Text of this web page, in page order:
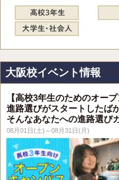
大阪校イベント情報
【高校3年生のためのオープ
進路選びがスタートしたば
そんなあなたへの進路選び
08月01日(土)～08月31日(月)